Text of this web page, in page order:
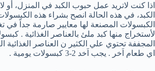
اذا كنت لاتريد عمل حبوب الكبد في المنزل، أو
الكبد، في هذه الحالة انصح بشراء هذه
الكبسولات المصنعة لها معايير صارمة جداً في
لأستخراج منها كبد ملئ بالعناصر الغذائية .
المجففة تحتوي علي الكثير ن العناصر الغذائية
اي طعام اَخر . يجب اَخد 2-3 كبسولات يومية .